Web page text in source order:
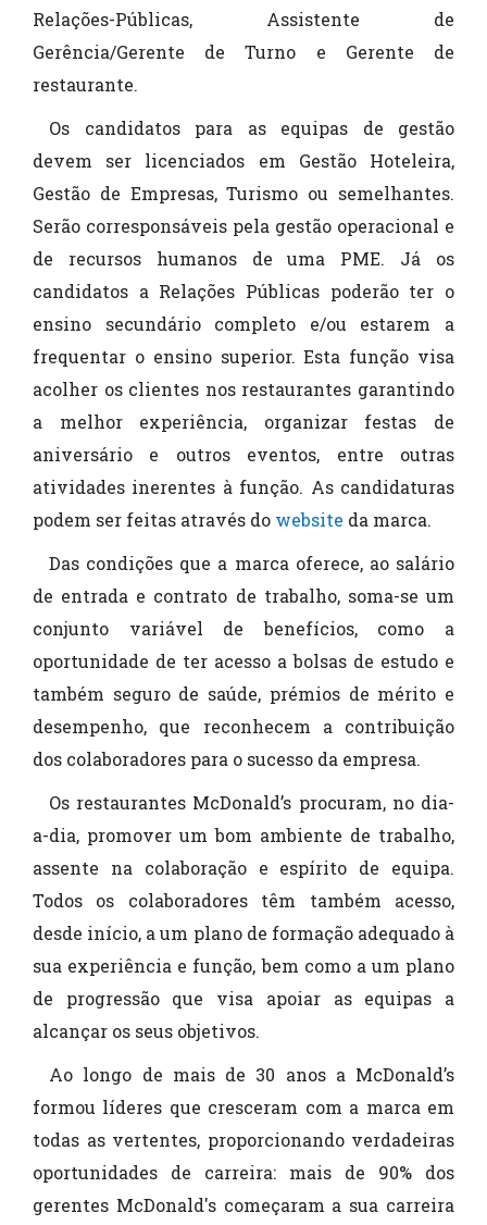
Relações-Públicas, Assistente de
Gerência/Gerente de Turno e Gerente de
restaurante.
Os candidatos para as equipas de gestão
devem ser licenciados em Gestão Hoteleira,
Gestão de Empresas, Turismo ou semelhantes.
Serão corresponsáveis pela gestão operacional e
de recursos humanos de uma PME. Já os
candidatos a Relações Públicas poderão ter o
ensino secundário completo e/ou estarem a
frequentar o ensino superior. Esta função visa
acolher os clientes nos restaurantes garantindo
a melhor experiência, organizar festas de
aniversário e outros eventos, entre outras
atividades inerentes à função. As candidaturas
podem ser feitas através do website da marca.
Das condições que a marca oferece, ao salário
de entrada e contrato de trabalho, soma-se um
conjunto variável de benefícios, como a
oportunidade de ter acesso a bolsas de estudo e
também seguro de saúde, prémios de mérito e
desempenho, que reconhecem a contribuição
dos colaboradores para o sucesso da empresa.
Os restaurantes McDonald’s procuram, no dia-
a-dia, promover um bom ambiente de trabalho,
assente na colaboração e espírito de equipa.
Todos os colaboradores têm também acesso,
desde início, a um plano de formação adequado à
sua experiência e função, bem como a um plano
de progressão que visa apoiar as equipas a
alcançar os seus objetivos.
Ao longo de mais de 30 anos a McDonald’s
formou líderes que cresceram com a marca em
todas as vertentes, proporcionando verdadeiras
oportunidades de carreira: mais de 90% dos
gerentes McDonald's começaram a sua carreira